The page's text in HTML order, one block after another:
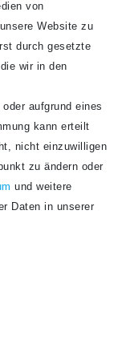
gelesen habe. Meine
von
Website zu
durch gesetzte
wir in den
aufgrund eines
kann erteilt
nicht einzuwilligen
zu ändern oder
und weitere
Daten in unserer